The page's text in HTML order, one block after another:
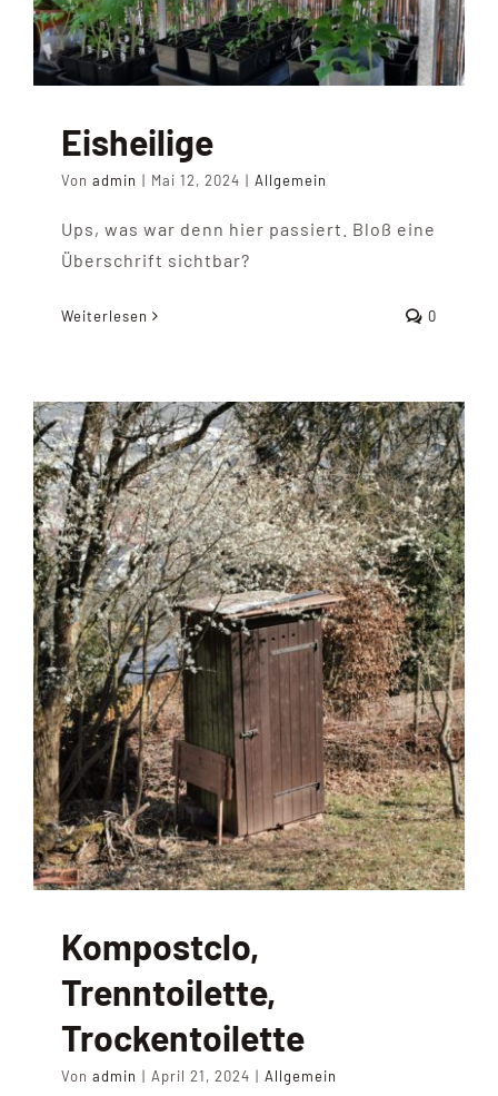
Eisheilige
Von admin | Mai 12, 2024 | Allgemein
Ups, was war denn hier passiert. Bloß eine
Überschrift sichtbar?
Weiterlesen 0
Kompostclo,
Trenntoilette,
Trockentoilette
Von admin | April 21, 2024 | Allgemein